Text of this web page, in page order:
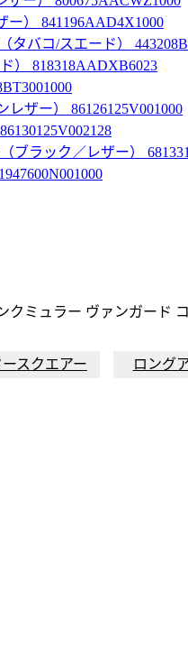
） 841196AAD4X1000
バコ/スエード）
） 818318AADXB6023
ザー） 86126125V001000
ブラック／レザー）
ミュラー ヴァンガード
スクエアー ロング